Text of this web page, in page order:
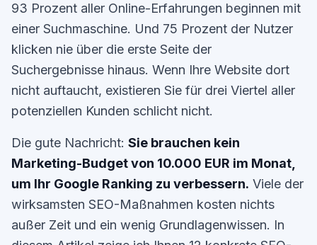
93 Prozent aller Online-Erfahrungen beginnen mit
einer Suchmaschine. Und 75 Prozent der Nutzer
klicken nie über die erste Seite der
Suchergebnisse hinaus. Wenn Ihre Website dort
nicht auftaucht, existieren Sie für drei Viertel aller
potenziellen Kunden schlicht nicht.
Die gute Nachricht: Sie brauchen kein
Marketing-Budget von 10.000 EUR im Monat,
um Ihr Google Ranking zu verbessern. Viele der
wirksamsten SEO-Maßnahmen kosten nichts
außer Zeit und ein wenig Grundlagenwissen. In